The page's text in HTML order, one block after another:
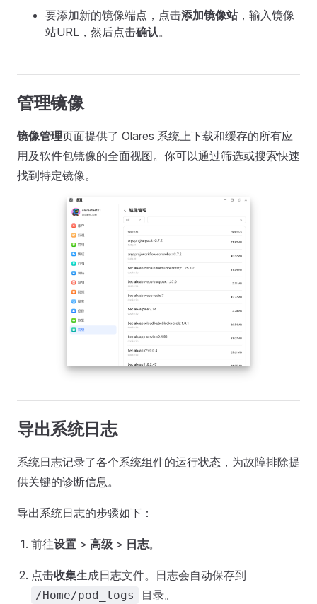
要添加新的镜像端点，点击添加镜像站，输入镜像
站URL，然后点击确认 。
管理镜像
镜像管理页面提供了 Olares 系统上下载和缓存的所有应
用及软件包镜像的全面视图。你可以通过筛选或搜索快速
找到特定镜像。
导出系统日志
系统日志记录了各个系统组件的运行状态，为故障排除提
供关键的诊断信息。
导出系统日志的步骤如下：
前往设置 > 高级 > 日志。
点击收集生成日志文件。日志会自动保存到
/Home/pod_logs 目录。